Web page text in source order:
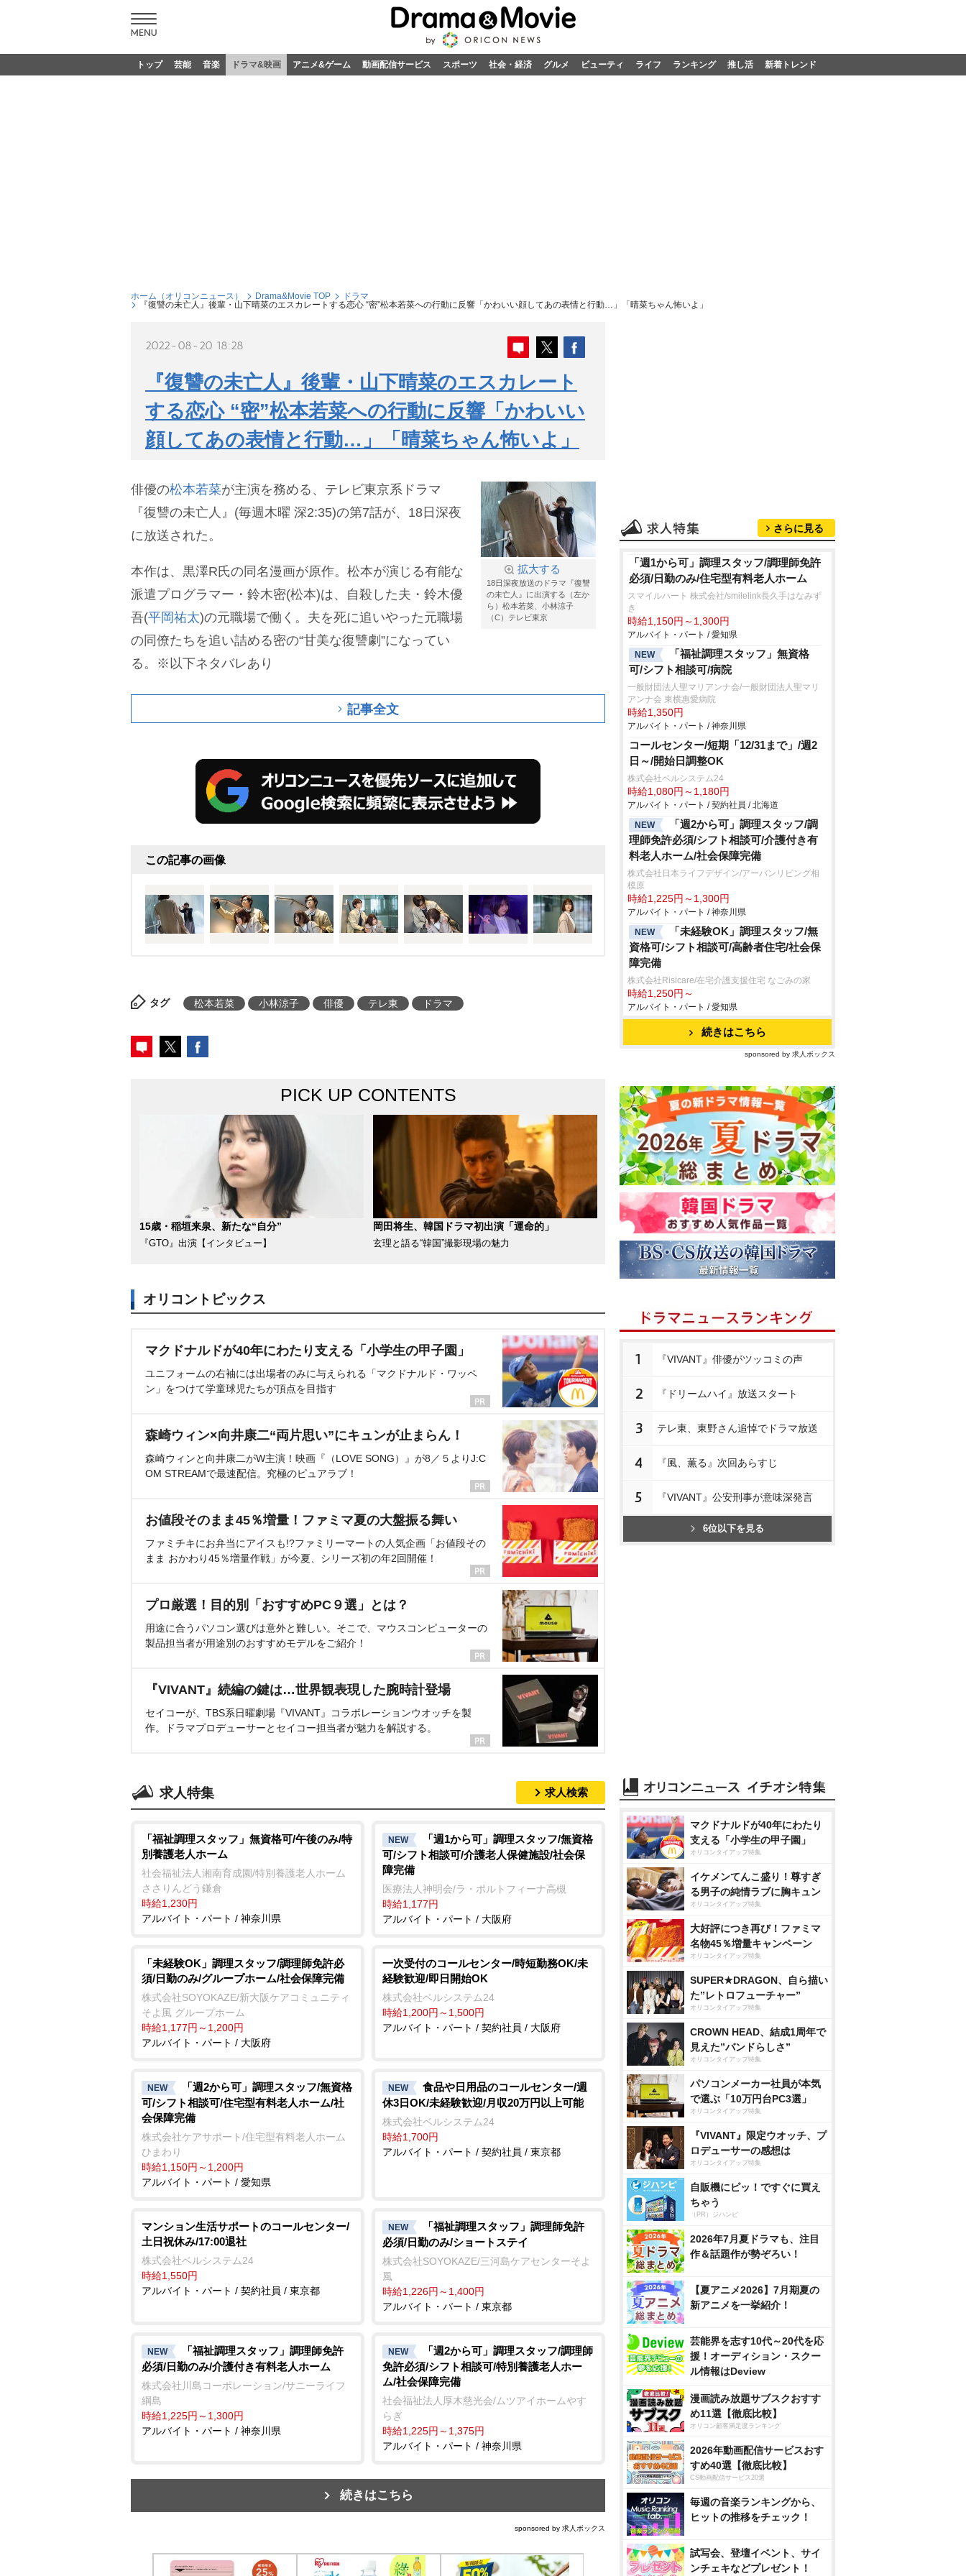
トップ 芸能 音楽 ドラマ&映画 アニメ&ゲーム 動画配信サービス スポーツ 社会・経済 グルメ ビューティ ライフ ランキング 推し活 新着トレンド
ホーム（オリコンニュース） Drama&Movie TOP
ドラマ
『復讐の未亡人』後輩・山下晴菜のエスカレートする恋心 “密”松本若菜への行動に反響「かわいい顔してあの表情と行動…」「晴菜ちゃん怖いよ」
2022-08-20 18:28
『復讐の未亡人』後輩・山下晴菜のエスカレート
する恋心 “密”松本若菜への行動に反響「かわいい
顔してあの表情と行動…」「晴菜ちゃん怖いよ」
拡大する
18日深夜放送のドラマ『復讐
の未亡人』に出演する（左か
ら）松本若菜、小林涼子
（C）テレビ東京
俳優の松本若菜が主演を務める、テレビ東京系ドラマ
『復讐の未亡人』(毎週木曜 深2:35)の第7話が、18日深夜
に放送された。
本作は、黒澤R氏の同名漫画が原作。松本が演じる有能な
派遣プログラマー・鈴木密(松本)は、自殺した夫・鈴木優
吾(平岡祐太)の元職場で働く。夫を死に追いやった元職場
の同僚たちを追い詰める密の“甘美な復讐劇”になってい
る。 ※以下ネタバレあり
記事全文
この記事の画像
タグ 松本若菜 小林涼子 俳優 テレ東 ドラマ
PICK UP CONTENTS
15歳・稲垣来泉、新たな“自分”
『GTO』出演【インタビュー】
岡田将生、韓国ドラマ初出演「運命的」
玄理と語る“韓国”撮影現場の魅力
オリコントピックス
マクドナルドが40年にわたり支える「小学生の甲子園」
ユニフォームの右袖には出場者のみに与えられる「マクドナルド・ワッペ
ン」をつけて学童球児たちが頂点を目指す
森崎ウィン×向井康二“両片思い”にキュンが止まらん！
森崎ウィンと向井康二がW主演！映画『（LOVE SONG）』が8／５よりJ:C
OM STREAMで最速配信。究極のピュアラブ！
お値段そのまま45％増量！ファミマ夏の大盤振る舞い
ファミチキにお弁当にアイスも!?ファミリーマートの人気企画「お値段その
まま おかわり45％増量作戦」が今夏、シリーズ初の年2回開催！
プロ厳選！目的別「おすすめPC９選」とは？
用途に合うパソコン選びは意外と難しい。そこで、マウスコンピューターの
製品担当者が用途別のおすすめモデルをご紹介！
『VIVANT』続編の鍵は…世界観表現した腕時計登場
セイコーが、TBS系日曜劇場『VIVANT』コラボレーションウオッチを製
作。ドラマプロデューサーとセイコー担当者が魅力を解説する。
求人特集 求人検索
「福祉調理スタッフ」無資格可/午後のみ/特
別養護老人ホーム
社会福祉法人湘南育成園/特別養護老人ホーム
ささりんどう鎌倉
時給1,230円
アルバイト・パート / 神奈川県
NEW
「週1から可」調理スタッフ/無資格
可/シフト相談可/介護老人保健施設/社会保
障完備
医療法人神明会/ラ・ポルトフィーナ高槻
時給1,177円
アルバイト・パート / 大阪府
「未経験OK」調理スタッフ/調理師免許必
須/日勤のみ/グループホーム/社会保障完備
株式会社SOYOKAZE/新大阪ケアコミュニティ
そよ風 グループホーム
時給1,177円～1,200円
アルバイト・パート / 大阪府
一次受付のコールセンター/時短勤務OK/未
経験歓迎/即日開始OK
株式会社ベルシステム24
時給1,200円～1,500円
アルバイト・パート / 契約社員 / 大阪府
NEW
「週2から可」調理スタッフ/無資格
可/シフト相談可/住宅型有料老人ホーム/社
会保障完備
株式会社ケアサポート/住宅型有料老人ホーム
ひまわり
時給1,150円～1,200円
アルバイト・パート / 愛知県
NEW
食品や日用品のコールセンター/週
休3日OK/未経験歓迎/月収20万円以上可能
株式会社ベルシステム24
時給1,700円
アルバイト・パート / 契約社員 / 東京都
マンション生活サポートのコールセンター/
土日祝休み/17:00退社
株式会社ベルシステム24
時給1,550円
アルバイト・パート / 契約社員 / 東京都
NEW
「福祉調理スタッフ」調理師免許
必須/日勤のみ/ショートステイ
株式会社SOYOKAZE/三河島ケアセンターそよ
風
時給1,226円～1,400円
アルバイト・パート / 東京都
NEW
「福祉調理スタッフ」調理師免許
必須/日勤のみ/介護付き有料老人ホーム
株式会社川島コーポレーション/サニーライフ
綱島
時給1,225円～1,300円
アルバイト・パート / 神奈川県
NEW
「週2から可」調理スタッフ/調理師
免許必須/シフト相談可/特別養護老人ホー
ム/社会保障完備
社会福祉法人厚木慈光会/ムツアイホームやす
らぎ
時給1,225円～1,375円
アルバイト・パート / 神奈川県
続きはこちら
sponsored by 求人ボックス
さらに見る
「週1から可」調理スタッフ/調理師免許
必須/日勤のみ/住宅型有料老人ホーム
スマイルハート 株式会社/smilelink長久手はなみず
き
時給1,150円～1,300円
アルバイト・パート / 愛知県
NEW
「福祉調理スタッフ」無資格
可/シフト相談可/病院
一般財団法人聖マリアンナ会/一般財団法人聖マリ
アンナ会 東横惠愛病院
時給1,350円
アルバイト・パート / 神奈川県
コールセンター/短期「12/31まで」/週2
日～/開始日調整OK
株式会社ベルシステム24
時給1,080円～1,180円
アルバイト・パート / 契約社員 / 北海道
NEW
「週2から可」調理スタッフ/調
理師免許必須/シフト相談可/介護付き有
料老人ホーム/社会保障完備
株式会社日本ライフデザイン/アーバンリビング相
模原
時給1,225円～1,300円
アルバイト・パート / 神奈川県
NEW
「未経験OK」調理スタッフ/無
資格可/シフト相談可/高齢者住宅/社会保
障完備
株式会社Risicare/在宅介護支援住宅 なごみの家
時給1,250円～
アルバイト・パート / 愛知県
続きはこちら
sponsored by 求人ボックス
1 『VIVANT』俳優がツッコミの声
2 『ドリームハイ』放送スタート
3 テレ東、東野さん追悼でドラマ放送
4 『風、薫る』次回あらすじ
5 『VIVANT』公安刑事が意味深発言
6位以下を見る
マクドナルドが40年にわたり
支える「小学生の甲子園」
オリコンタイアップ特集
イケメンてんこ盛り！尊すぎ
る男子の純情ラブに胸キュン
オリコンタイアップ特集
大好評につき再び！ファミマ
名物45％増量キャンペーン
オリコンタイアップ特集
SUPER★DRAGON、自ら描い
た”レトロフューチャー”
オリコンタイアップ特集
CROWN HEAD、結成1周年で
見えた”バンドらしさ”
オリコンタイアップ特集
パソコンメーカー社員が本気
で選ぶ「10万円台PC3選」
オリコンタイアップ特集
『VIVANT』限定ウオッチ、プ
ロデューサーの感想は
オリコンタイアップ特集
自販機にピッ！ですぐに買え
ちゃう
（PR）ジハンピ
2026年7月夏ドラマも、注目
作＆話題作が勢ぞろい！
【夏アニメ2026】7月期夏の
新アニメを一挙紹介！
芸能界を志す10代～20代を応
援！オーディション・スクー
ル情報はDeview
漫画読み放題サブスクおすす
め11選【徹底比較】
オリコン顧客満足度ランキング
2026年動画配信サービスおす
すめ40選【徹底比較】
CS動画配信サービス20選
毎週の音楽ランキングから、
ヒットの推移をチェック！
試写会、登壇イベント、サイ
ンチェキなどプレゼント！